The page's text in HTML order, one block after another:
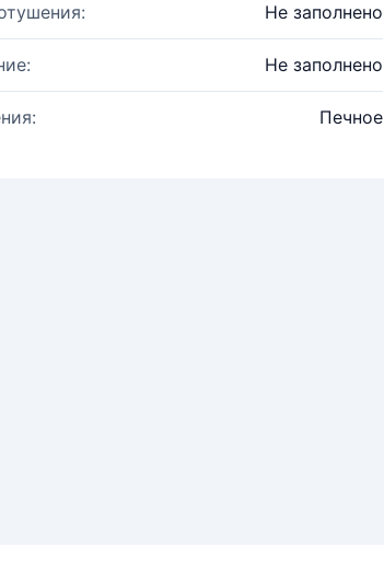
Не заполнено
Не заполнено
Печное